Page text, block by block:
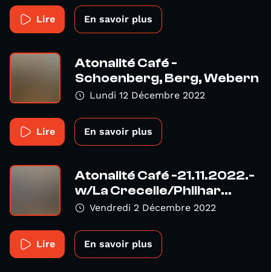
Lire En savoir plus
Atonalité Café -
Schoenberg, Berg, Webern
Lundi 12 Décembre 2022
Lire En savoir plus
Atonalité Café -21.11.2022.-
w/La Crecelle/Philhar...
Vendredi 2 Décembre 2022
Lire En savoir plus